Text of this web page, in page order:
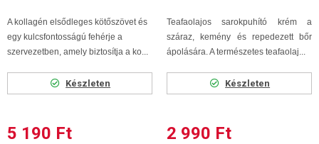
A kollagén elsődleges kötőszövet és
egy kulcsfontosságú fehérje a
szervezetben, amely biztosítja a ko...
Készleten
5 190 Ft
Teafaolajos sarokpuhító krém a
száraz, kemény és repedezett bőr
ápolására. A természetes teafaolaj...
Készleten
2 990 Ft